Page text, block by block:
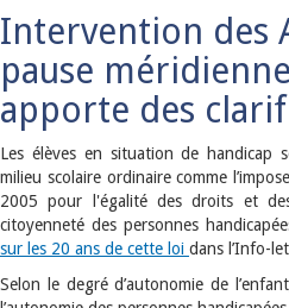
Intervention des
pause
apporte des
Les élèves en situation de handicap
milieu scolaire ordinaire comme
2005 pour l'égalité des droits et
citoyenneté des personnes
sur les 20 ans de cette loi dans l’Info-
Selon le degré d’autonomie de